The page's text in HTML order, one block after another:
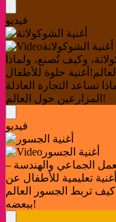
فيديو
أغنية الشوكولاتة
وكيف تُصنع، ولماذا
أغنية حلوة للأطفال
تساعد التجارة العادلة
المزارعين حول العالم!
فيديو
أغنية الجسور
الجماعي والهندسة –
أغنية تعليمية للأطفال عن
تربط الجسور العالم
ببعضه!